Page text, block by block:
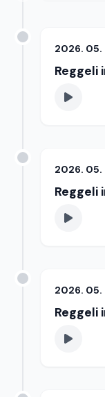
2026. 05.
Reggeli
2026. 05.
Reggeli
2026. 05.
Reggeli